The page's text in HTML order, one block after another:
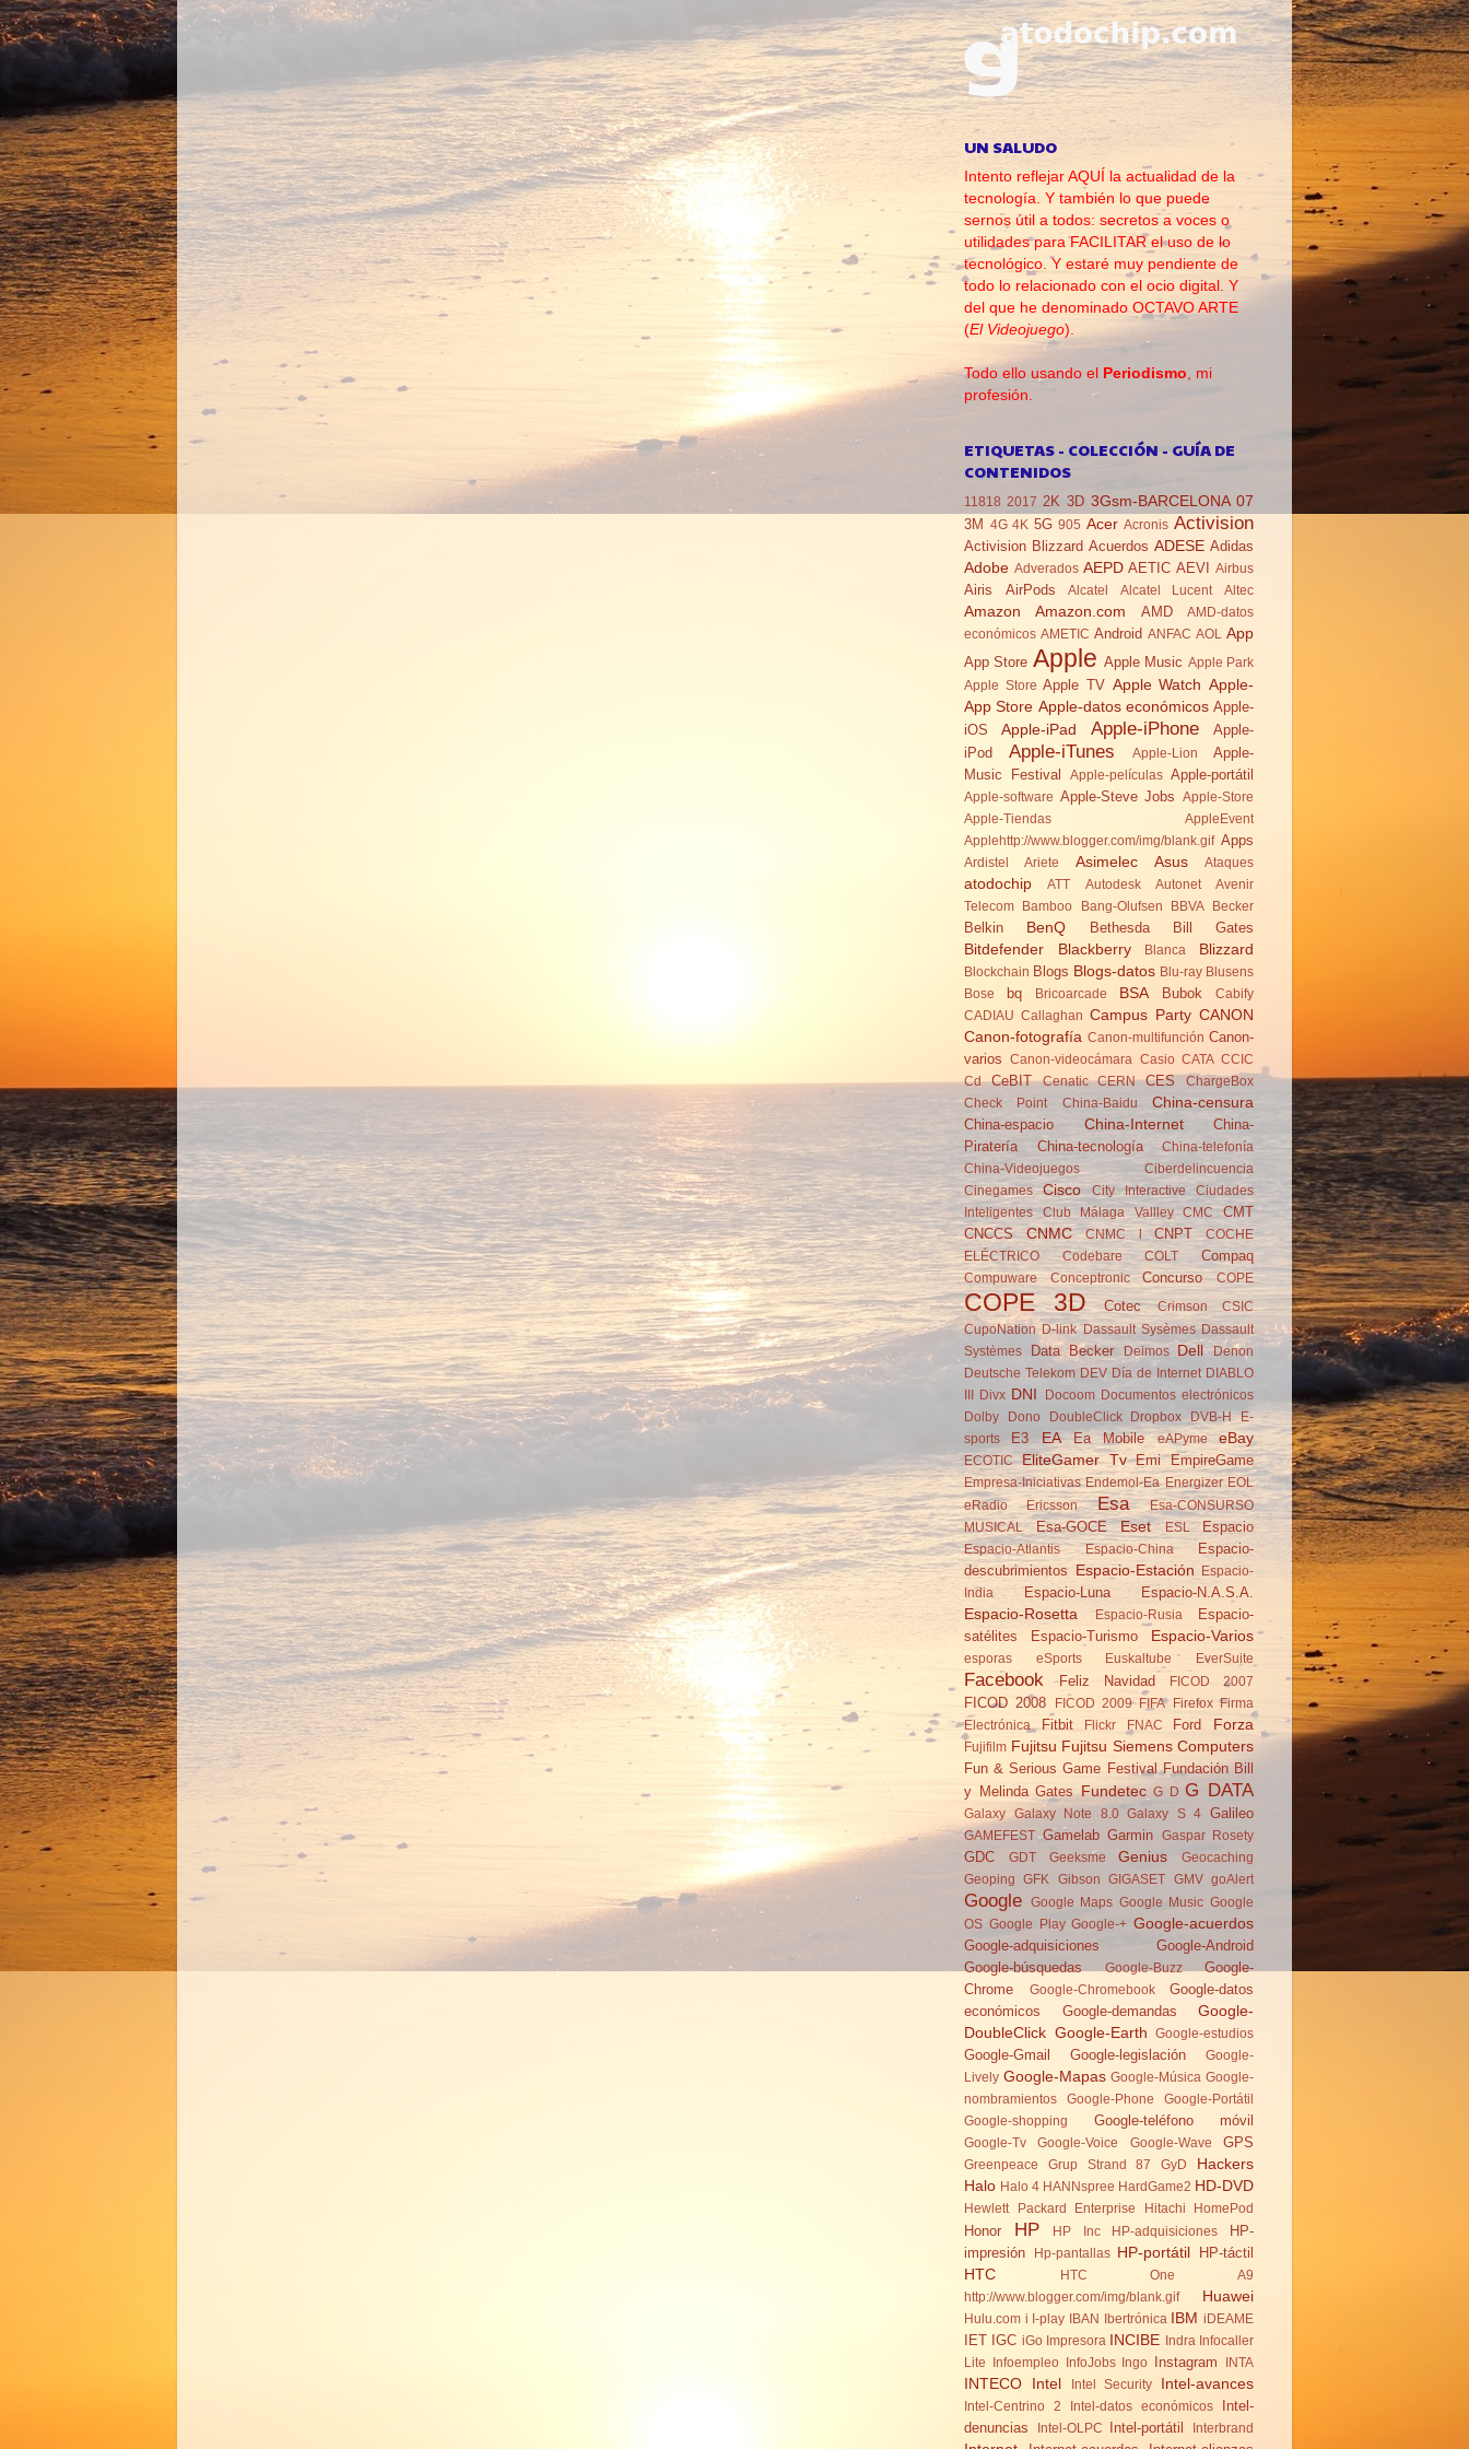
UN SALUDO
Intento reflejar AQUÍ la actualidad de la
tecnología. Y también lo que puede
sernos útil a todos: secretos a voces o
utilidades para FACILITAR el uso de lo
tecnológico. Y estaré muy pendiente de
todo lo relacionado con el ocio digital. Y
del que he denominado OCTAVO ARTE
(El Videojuego).
Todo ello usando el Periodismo , mi
profesión.
ETIQUETAS - COLECCIÓN - GUÍA DE
CONTENIDOS
11818 2017 2K 3D 3Gsm-BARCELONA 07
3M 4G 4K 5G 905 Acer Acronis Activision
Activision Blizzard Acuerdos ADESE Adidas
Adobe Adverados AEPD AETIC AEVI Airbus
Airis AirPods Alcatel Alcatel Lucent Altec
Amazon Amazon.com AMD
AMD-datos
económicos AMETIC Android ANFAC AOL App
App Store Apple Apple Music Apple Park
Apple Store Apple TV Apple Watch Apple-
App Store Apple-datos económicos Apple-
iOS
Apple-iPad Apple-iPhone
Apple-
iPod
Apple-iTunes Apple-Lion
Apple-
Music Festival
Apple-películas Apple-portátil
Apple-software Apple-Steve Jobs
Apple-Store
Apple-Tiendas
AppleEvent
Applehttp://www.blogger.com/img/blank.gif Apps
Ardistel Ariete Asimelec Asus Ataques
atodochip ATT Autodesk Autonet
Avenir
Telecom
Bamboo Bang-Olufsen BBVA Becker
Belkin BenQ Bethesda Bill Gates
Bitdefender Blackberry Blanca Blizzard
Blockchain Blogs Blogs-datos Blu-ray Blusens
Bose
bq Brico­arcade BSA Bubok
Cabify
CADIAU Callaghan Campus Party CANON
Canon-fotografía Canon-multifunción Canon-
varios
Canon-videocámara Casio CATA CCIC
Cd
CeBIT Cenatic CERN CES
ChargeBox
Check Point
China-Baidu China-censura
China-espacio China-Internet
China-
Piratería
China-tecnología
China-telefonía
China-Videojuegos
Ciberdelincuencia
Cinegames
Cisco City Interactive
Ciudades
Inteligentes
Club Málaga Vallley CMC
CMT
CNCCS
CNMC CNMC l CNPT
COCHE
ELÉCTRICO
Codebare COLT Compaq
Compuware Conceptronic Concurso COPE
COPE 3D Cotec Crimson
CSIC
CupoNation D-link Dassault Sysèmes Dassault
Systèmes
Data Becker Deimos Dell
Denon
Deutsche Telekom DEV Día de Internet DIABLO
Divx DNI Docoom
Documentos electrónicos
Dolby
Dono DoubleClick Dropbox DVB-H
E-
sports
E3 EA Ea Mobile eAPyme eBay
ECOTIC EliteGamer Tv Emi EmpireGame
Empresa-Iniciativas Endemol-Ea Energizer EOL
eRadio
Ericsson Esa
Esa-CONSURSO
MUSICAL
Esa-GOCE Eset ESL Espacio
Espacio-Atlantis Espacio-China
Espacio-
descubrimientos Espacio-Estación
Espacio-
India
Espacio-Luna Espacio-N.A.S.A.
Espacio-Rosetta Espacio-Rusia
Espacio-
satélites
Espacio-Turismo Espacio-Varios
esporas eSports Euskaltube EverSuite
Facebook Feliz Navidad FICOD 2007
FICOD 2008 FICOD 2009 FIFA Firefox Firma
Electrónica
Fitbit Flickr FNAC Ford Forza
Fujifilm Fujitsu Fujitsu Siemens Computers
Fun & Serious Game Festival Fundación Bill
y Melinda Gates Fundetec G D G DATA
Galaxy Galaxy Note 8.0 Galaxy S 4 Galileo
GAMEFEST Gamelab Garmin Gaspar Rosety
GDC GDT Geeksme Genius
Geocaching
Geoping
GFK Gibson GIGASET GMV goAlert
Google Google Maps Google Music Google
OS Google Play Google-+ Google-acuerdos
Google-adquisiciones
Google-Android
Google-búsquedas
Google-Buzz
Google-
Chrome
Google-Chromebook
Google-datos
económicos
Google-demandas
Google-
DoubleClick Google-Earth Google-estudios
Google-Gmail Google-legislación
Google-
Lively Google-Mapas Google-Música Google-
nombramientos
Google-Phone
Google-Portátil
Google-shopping
Google-teléfono móvil
Google-Tv Google-Voice Google-Wave GPS
Greenpeace Grup Strand 87 GyD
Hackers
Halo Halo 4 HANNspree HardGame2 HD-DVD
Hewlett Packard Enterprise Hitachi HomePod
Honor HP HP Inc HP-adquisiciones
HP-
impresión
Hp-pantallas HP-portátil HP-táctil
HTC
HTC One A9
http://www.blogger.com/img/blank.gif
Huawei
Hulu.com i I-play IBAN Ibertrónica IBM iDEAME
IET IGC iGo Impresora INCIBE Indra Infocaller
Lite
Infoempleo InfoJobs Ingo Instagram INTA
INTECO Intel Intel Security Intel-avances
Intel-Centrino 2 Intel-datos económicos
Intel-
denuncias
Intel-OLPC Intel-portátil Interbrand